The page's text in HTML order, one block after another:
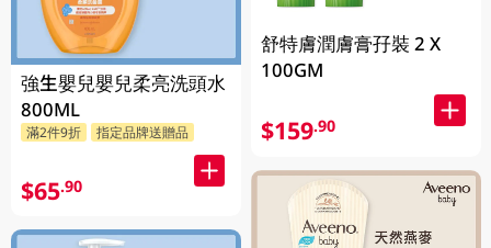
強生嬰兒嬰兒柔亮洗頭水
800ML
滿2件9折 指定品牌送贈品
$65.90
舒特膚潤膚膏孖裝 2 X
100GM
$159.90